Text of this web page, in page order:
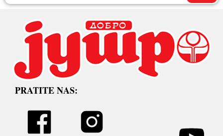
PRATITE NAS: